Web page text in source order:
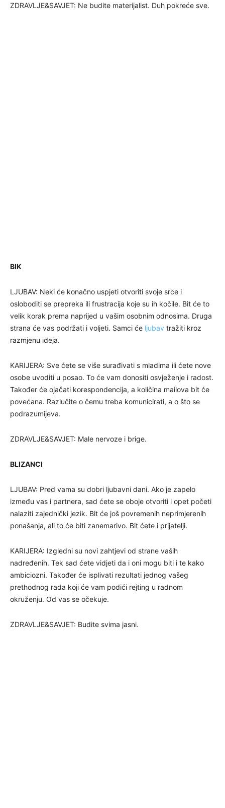
ZDRAVLJE&SAVJET: Ne budite materijalist. Duh pokreće sve.
BIK
LJUBAV: Neki će konačno uspjeti otvoriti svoje srce i
osloboditi se prepreka ili frustracija koje su ih kočile. Bit će to
velik korak prema naprijed u vašim osobnim odnosima. Druga
strana će vas podržati i voljeti. Samci će ljubav tražiti kroz
razmjenu ideja.
KARIJERA: Sve ćete se više surađivati s mladima ili ćete nove
osobe uvoditi u posao. To će vam donositi osvježenje i radost.
Također će ojačati korespondencija, a količina mailova bit će
povećana. Razlučite o čemu treba komunicirati, a o što se
podrazumijeva.
ZDRAVLJE&SAVJET: Male nervoze i brige.
BLIZANCI
LJUBAV: Pred vama su dobri ljubavni dani. Ako je zapelo
između vas i partnera, sad ćete se oboje otvoriti i opet početi
nalaziti zajednički jezik. Bit će još povremenih neprimjerenih
ponašanja, ali to će biti zanemarivo. Bit ćete i prijatelji.
KARIJERA: Izgledni su novi zahtjevi od strane vaših
nadređenih. Tek sad ćete vidjeti da i oni mogu biti i te kako
ambiciozni. Također će isplivati rezultati jednog vašeg
prethodnog rada koji će vam podići rejting u radnom
okruženju. Od vas se očekuje.
ZDRAVLJE&SAVJET: Budite svima jasni.